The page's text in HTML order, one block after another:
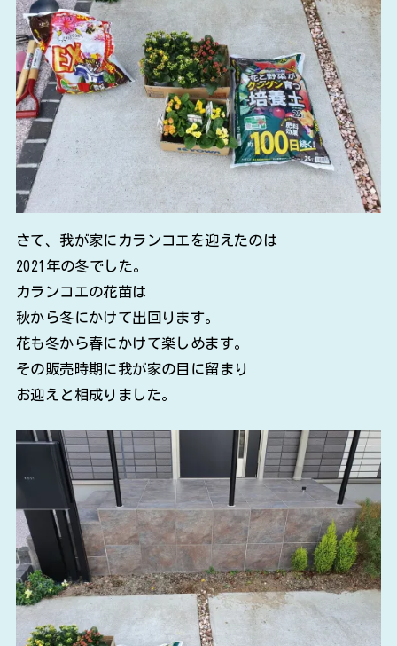
さて、我が家にカランコエを迎えたのは
2021年の冬でした。
カランコエの花苗は
秋から冬にかけて出回ります。
花も冬から春にかけて楽しめます。
その販売時期に我が家の目に留まり
お迎えと相成りました。